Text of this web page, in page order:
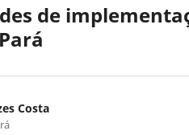
de
Costa